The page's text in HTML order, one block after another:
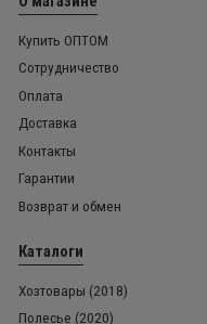
Купить ОПТОМ
Сотрудничество
Оплата
Доставка
Контакты
Гарантии
Возврат и обмен
Каталоги
Хозтовары (2018)
Полесье (2020)